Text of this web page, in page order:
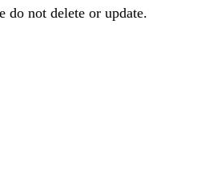
do not delete or update.